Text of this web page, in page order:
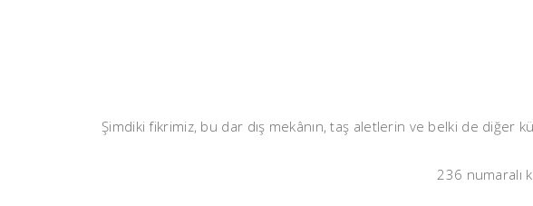
Şimdiki fikrimiz, bu dar dış mekânın, taş aletlerin ve belki de diğer
236 numaralı